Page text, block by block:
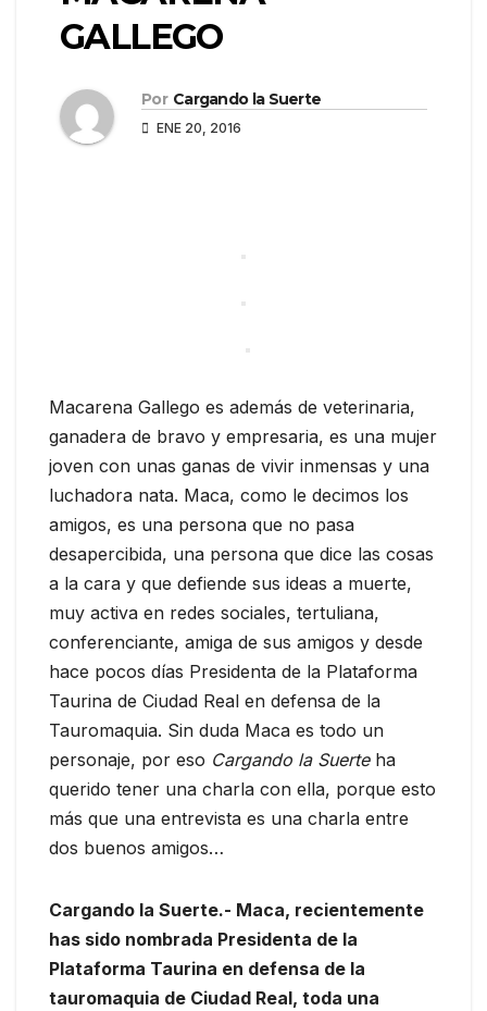
GALLEGO
Por Cargando la Suerte
ENE 20, 2016
Macarena Gallego es además de veterinaria,
ganadera de bravo y empresaria, es una mujer
joven con unas ganas de vivir inmensas y una
luchadora nata. Maca, como le decimos los
amigos, es una persona que no pasa
desapercibida, una persona que dice las cosas
a la cara y que defiende sus ideas a muerte,
muy activa en redes sociales, tertuliana,
conferenciante, amiga de sus amigos y desde
hace pocos días Presidenta de la Plataforma
Taurina de Ciudad Real en defensa de la
Tauromaquia. Sin duda Maca es todo un
personaje, por eso Cargando la Suerteha
querido tener una charla con ella, porque esto
más que una entrevista es una charla entre
dos buenos amigos…
Cargando la Suerte.- Maca, recientemente
has sido nombrada Presidenta de la
Plataforma Taurina en defensa de la
tauromaquia de Ciudad Real, toda una